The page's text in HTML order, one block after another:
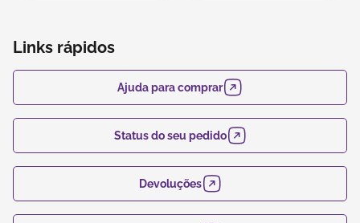
Links rápidos
Ajuda para comprar
Status do seu pedido
Devoluções